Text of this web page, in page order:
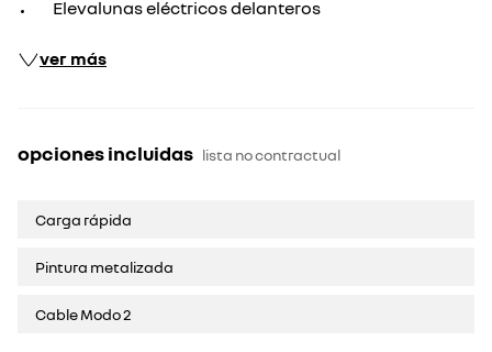
Elevalunas eléctricos delanteros
ver más
opciones incluidas lista no contractual
Carga rápida
Pintura metalizada
Cable Modo 2